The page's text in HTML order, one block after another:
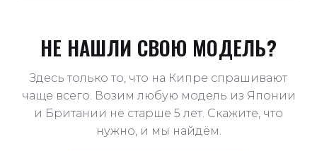
НЕ НАШЛИ СВОЮ МОДЕЛЬ?
Здесь только то, что на Кипре спрашивают
чаще всего. Возим любую модель из Японии
и Британии не старше 5 лет. Скажите, что
нужно, и мы найдём.